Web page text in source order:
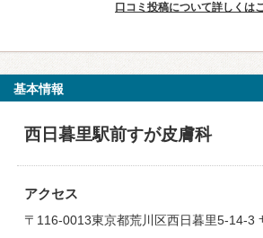
口コミ投稿について詳しくは
基本情報
西日暮里駅前すが皮膚科
アクセス
〒116-0013東京都荒川区西日暮里5-14-3